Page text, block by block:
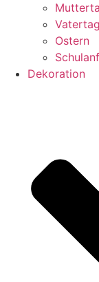
Vatertag
Ostern
Dekoration